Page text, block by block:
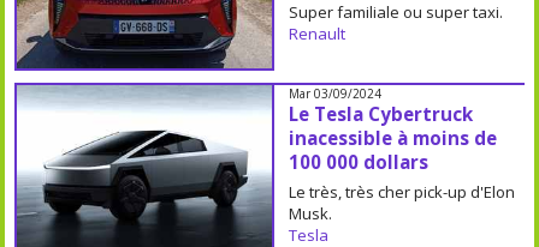
Super familiale ou super taxi.
Renault
Mar 03/09/2024
Le Tesla Cybertruck
inacessible à moins de
100 000 dollars
Le très, très cher pick-up d'Elon
Musk.
Tesla